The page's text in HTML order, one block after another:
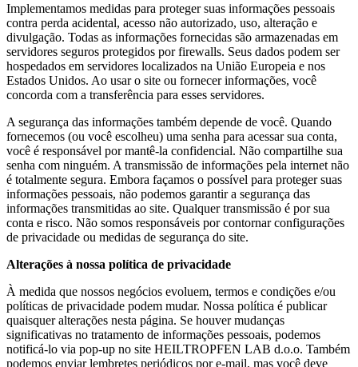
Implementamos medidas para proteger suas informações pessoais
contra perda acidental, acesso não autorizado, uso, alteração e
divulgação. Todas as informações fornecidas são armazenadas em
servidores seguros protegidos por firewalls. Seus dados podem ser
hospedados em servidores localizados na União Europeia e nos
Estados Unidos. Ao usar o site ou fornecer informações, você
concorda com a transferência para esses servidores.
A segurança das informações também depende de você. Quando
fornecemos (ou você escolheu) uma senha para acessar sua conta,
você é responsável por mantê-la confidencial. Não compartilhe sua
senha com ninguém. A transmissão de informações pela internet não
é totalmente segura. Embora façamos o possível para proteger suas
informações pessoais, não podemos garantir a segurança das
informações transmitidas ao site. Qualquer transmissão é por sua
conta e risco. Não somos responsáveis por contornar configurações
de privacidade ou medidas de segurança do site.
Alterações à nossa política de privacidade
À medida que nossos negócios evoluem, termos e condições e/ou
políticas de privacidade podem mudar. Nossa política é publicar
quaisquer alterações nesta página. Se houver mudanças
significativas no tratamento de informações pessoais, podemos
notificá-lo via pop-up no site HEILTROPFEN LAB d.o.o. Também
podemos enviar lembretes periódicos por e-mail, mas você deve